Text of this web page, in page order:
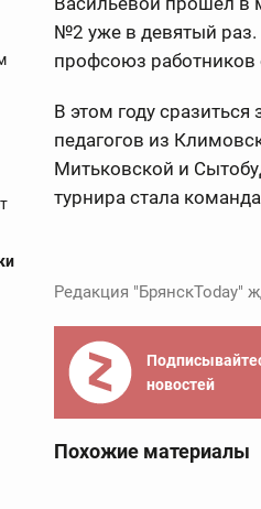
№2 уже в девятый
профсоюз работников
В этом году
педагогов из
Митьковской и
турнира стала
Редакция "БрянскToday"
новостей
Похожие материалы